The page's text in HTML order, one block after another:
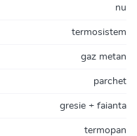
nu
termosistem
gaz metan
parchet
gresie + faianta
termopan